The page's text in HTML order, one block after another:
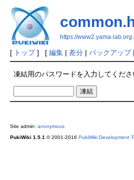
https://www2.yama-
[ トップ] [ 編集| 差分| バックアップ|
凍結用のパスワードを入力してくださ
Site admin: anonymous
PukiWiki 1.5.1© 2001-2016 PukiWiki Development